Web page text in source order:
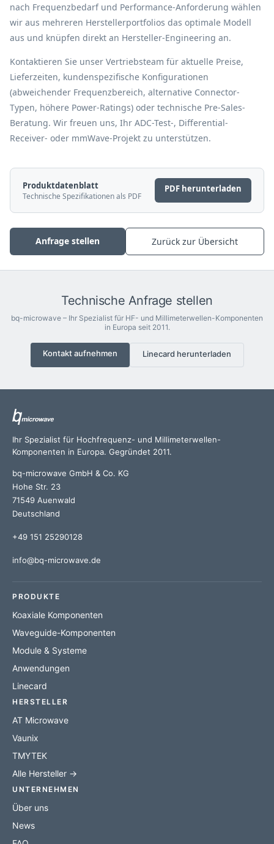
nach Frequenzbedarf und Performance-Anforderung wählen
wir aus mehreren Herstellerportfolios das optimale Modell
aus und knüpfen direkt an Hersteller-Engineering an.
Kontaktieren Sie unser Vertriebsteam für aktuelle Preise,
Lieferzeiten, kundenspezifische Konfigurationen
(abweichender Frequenzbereich, alternative Connector-
Typen, höhere Power-Ratings) oder technische Pre-Sales-
Beratung. Wir freuen uns, Ihr ADC-Test-, Differential-
Receiver- oder mmWave-Projekt zu unterstützen.
Produktdatenblatt
Technische Spezifikationen als PDF
PDF herunterladen
Anfrage stellen Zurück zur Übersicht
Technische Anfrage stellen
bq-microwave – Ihr Spezialist für HF- und Millimeterwellen-Komponenten
in Europa seit 2011.
Kontakt aufnehmen Linecard herunterladen
Ihr Spezialist für Hochfrequenz- und Millimeterwellen-
Komponenten in Europa. Gegründet 2011.
bq-microwave GmbH & Co. KG
Hohe Str. 23
71549 Auenwald
Deutschland
+49 151 25290128
info@bq-microwave.de
PRODUKTE
Koaxiale Komponenten
Waveguide-Komponenten
Module & Systeme
Anwendungen
Linecard
HERSTELLER
AT Microwave
Vaunix
TMYTEK
Alle Hersteller →
UNTERNEHMEN
Über uns
News